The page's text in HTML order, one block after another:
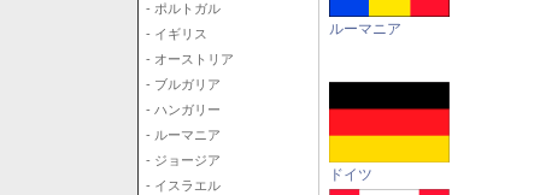
- ポルトガル
- イギリス
- オーストリア
- ブルガリア
- ハンガリー
- ルーマニア
- ジョージア
- イスラエル
ルーマニア
ドイツ